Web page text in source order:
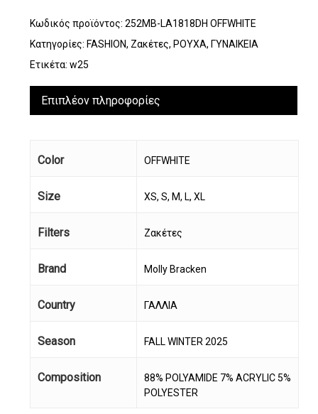
Κανένα προϊόν στο
καλάθι σας.
Κωδικός προϊόντος: 252MB-LA1818DH OFFWHITE
Κατηγορίες: FASHION, Ζακέτες, ΡΟΥΧΑ, ΓΥΝΑΙΚΕΙΑ
Ετικέτα: w25
Επιπλέον πληροφορίες
Color OFFWHITE
Size XS, S, M, L, XL
Filters Ζακέτες
Brand Molly Bracken
Country ΓΑΛΛΙΑ
Season FALL WINTER 2025
Composition
88% POLYAMIDE 7% ACRYLIC 5%
POLYESTER